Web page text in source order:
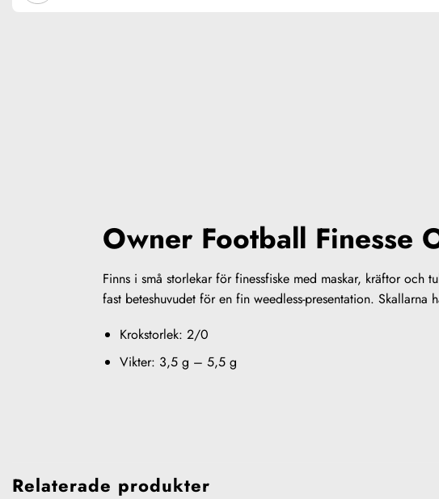
Owner Football Finesse
Finns i små storlekar för finessfiske med maskar, kräftor och
fast beteshuvudet för en fin weedless-presentation.
Krokstorlek: 2/0
Vikter: 3,5 g – 5,5 g
Relaterade produkter